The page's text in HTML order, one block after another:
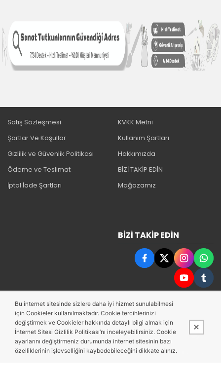
Satış Sözleşmesi
Şartlar Ve Koşullar
Gizlilik ve Güvenlik Politikası
Ödeme ve Teslimat
İptal İade Şartları
KVKK Metni
Kullanım Şartları
Hakkımızda
BİZİ TAKİP EDİN
Mağazamız
BIZI TAKIP EDIN
Bu site,PobolEti®Entegre E-ticaret Sistemi ile hazırlanmıştır.
Bu internet sitesinde sizlere daha iyi hizmet sunulabilmesi
için Cookieler kullanılmaktadır. Cookie tercihlerinizi
değiştirmek ve Cookieler hakkında detaylı bilgi almak için
İnternet Sitesi Gizlilik Politikası’nı inceleyebilirsiniz. Cookie
ayarlarını değiştirmeniz durumunda internet sitesinin bazı
özelliklerinin işlevselliğini kaybedebileceğini dikkate alınız.